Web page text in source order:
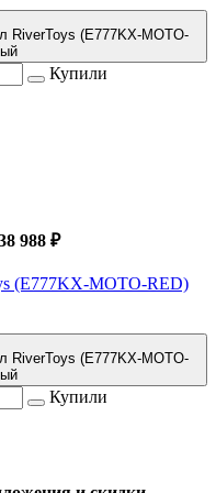
RiverToys (E777KX-MOTO-
Купили
988 ₽
(E777KX-MOTO-RED)
RiverToys (E777KX-MOTO-
Купили